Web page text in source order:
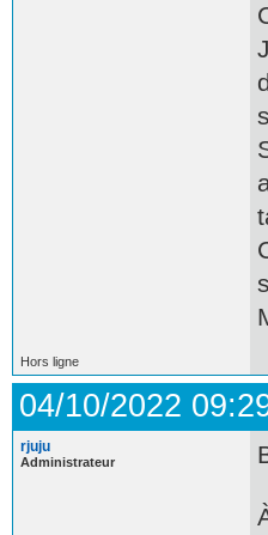
Hors ligne
04/10/2022
rjuju
Administrateur